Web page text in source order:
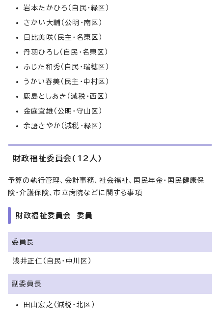
岩本たかひろ（自民・緑区）
さかい大輔（公明・南区）
日比美咲（民主・名東区）
丹羽ひろし（自民・名東区）
ふじた和秀（自民・瑞穂区）
うかい春美（民主・中村区）
鹿島としあき（減税・西区）
金庭宜雄（公明・守山区）
余語さやか（減税・緑区）
財政福祉委員会(12人)
予算の執行管理、会計事務、社会福祉、国民年金・国民健康保
険・介護保険、市立病院などに関する事項
財政福祉委員会 委員
委員長
浅井正仁（自民・中川区）
副委員長
田山宏之（減税・北区）